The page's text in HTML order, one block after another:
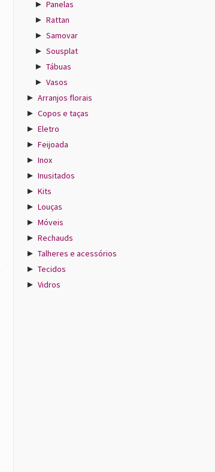
► Panelas
► Rattan
► Samovar
► Sousplat
► Tábuas
► Vasos
► Arranjos florais
► Copos e taças
► Eletro
► Feijoada
► Inox
► Inusitados
► Kits
► Louças
► Móveis
► Rechauds
► Talheres e acessórios
► Tecidos
► Vidros